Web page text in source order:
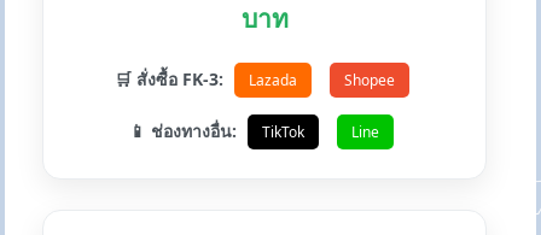
บาท
🛒 สั่งซื้อ FK-3: Lazada Shopee
📱 ช่องทางอื่น: TikTok Line